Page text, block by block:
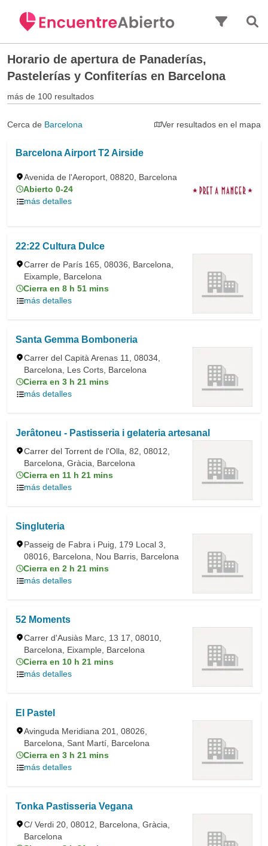
Horario de apertura de Panaderías,
Pastelerías y Confiterías en Barcelona
más de 100 resultados
Cerca de Barcelona Ver resultados en el mapa
Barcelona Airport T2 Airside
Avenida de l'Aeroport, 08820, Barcelona
Abierto 0-24
más detalles
22:22 Cultura Dulce
Carrer de París 165, 08036, Barcelona,
Eixample, Barcelona
Cierra en 8 h 51 mins
más detalles
Santa Gemma Bomboneria
Carrer del Capità Arenas 11, 08034,
Barcelona, Les Corts, Barcelona
Cierra en 3 h 21 mins
más detalles
Jerâtoneu - Pastisseria i gelateria artesanal
Carrer del Torrent de l'Olla, 82, 08012,
Barcelona, Gràcia, Barcelona
Cierra en 11 h 21 mins
más detalles
Singluteria
Passeig de Fabra i Puig, 179 Local 3,
08016, Barcelona, Nou Barris, Barcelona
Cierra en 2 h 21 mins
más detalles
52 Moments
Carrer d'Ausiàs Marc, 13 17, 08010,
Barcelona, Eixample, Barcelona
Cierra en 10 h 21 mins
más detalles
El Pastel
Avinguda Meridiana 201, 08026,
Barcelona, Sant Martí, Barcelona
Cierra en 3 h 21 mins
más detalles
Tonka Pastisseria Vegana
C/ Verdi 20, 08012, Barcelona, Gràcia,
Barcelona